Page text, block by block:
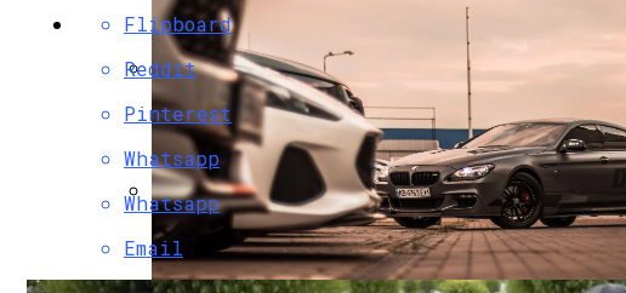
G7 Договорились Регулировать Искусственный
Коронавирус В США Оказался Смертоноснее
Flipboard
Reddit
Pinterest
Whatsapp
Whatsapp
Email